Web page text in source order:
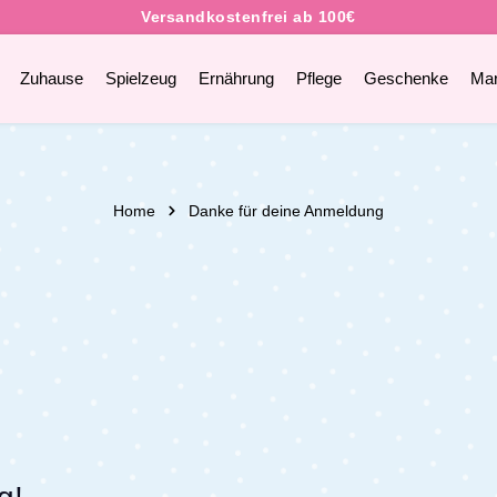
Zuhause Spielzeug Ernährung Pflege Geschenke
Home Danke für deine Anmeldung